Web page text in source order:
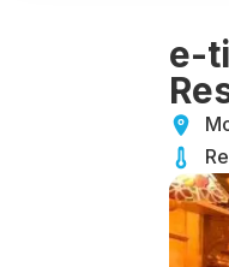
e-